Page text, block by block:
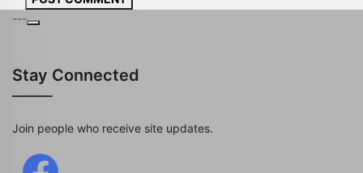
---
Stay Connected
Join people who receive site updates.